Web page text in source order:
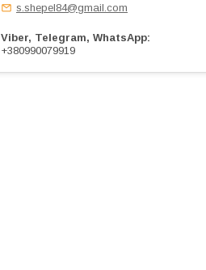
s.shepel84@gmail.com
Viber, Telegram, WhatsApp
+380990079919